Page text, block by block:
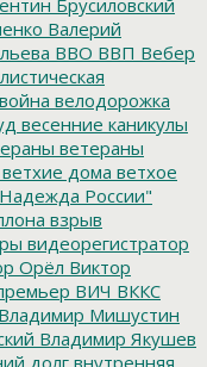
Валерий
ВВО ВВП Вебер
велодорожка
весенние каникулы
ветераны
ветхие дома ветхое
России"
взрыв
видеорегистратор
Орёл Виктор
ВИЧ ВККС
Владимир Мишустин
Владимир Якушев
долг внутренняя